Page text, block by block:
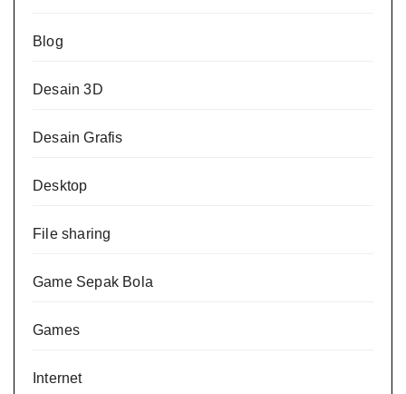
Blog
Desain 3D
Desain Grafis
Desktop
File sharing
Game Sepak Bola
Games
Internet